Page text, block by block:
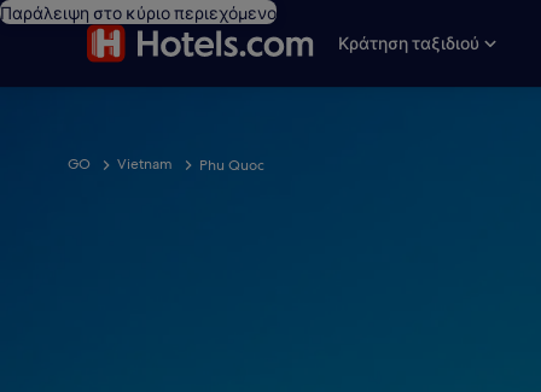
Παράλειψη στο κύριο περιεχόμενο
Κράτηση ταξιδιού
GO Vietnam Phu Quoc